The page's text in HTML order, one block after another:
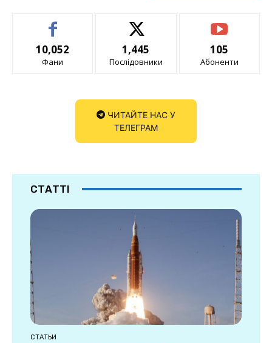
10,052
Фани
1,445
Послідовники
105
Абоненти
ЧИТАЙТЕ НАС У
ТЕЛЕГРАМ
СТАТТІ
СТАТЬИ